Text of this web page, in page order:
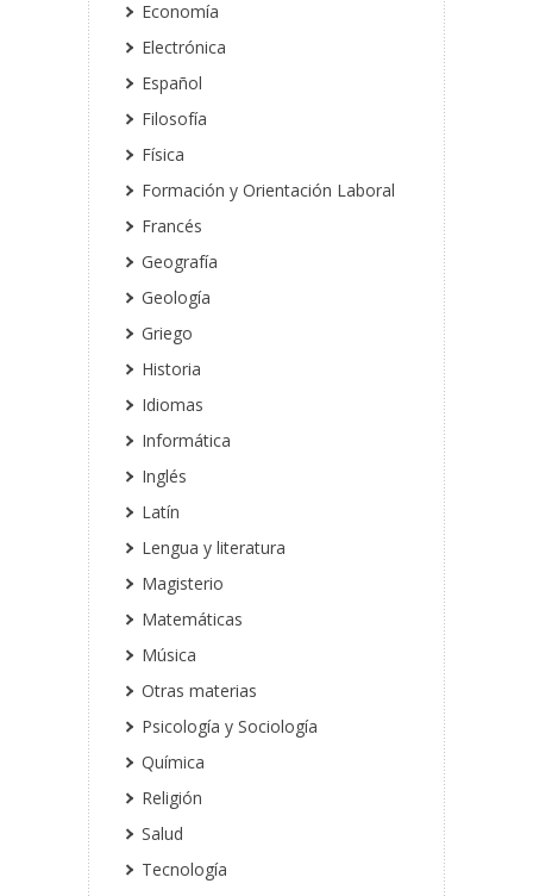
Economía
Electrónica
Español
Filosofía
Física
Formación y Orientación Laboral
Francés
Geografía
Geología
Griego
Historia
Idiomas
Informática
Inglés
Latín
Lengua y literatura
Magisterio
Matemáticas
Música
Otras materias
Psicología y Sociología
Química
Religión
Salud
Tecnología